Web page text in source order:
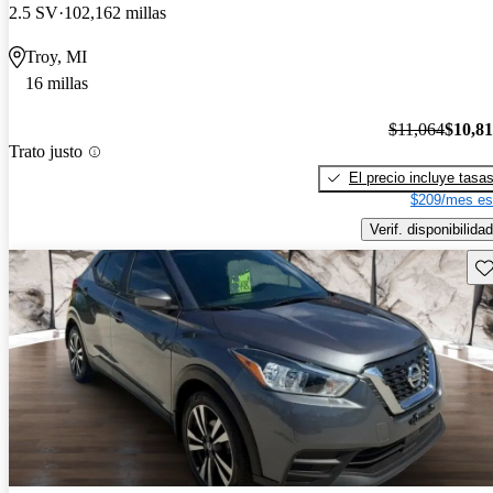
2.5 SV 102,162 millas
Troy, MI
16 millas
Trato justo
$11,064
El precio incluye tasas
$209/mes
Verif. disponibilidad